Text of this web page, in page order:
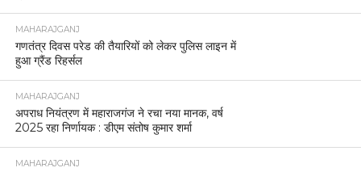
MAHARAJGANJ
गणतंत्र दिवस परेड की तैयारियों को लेकर पुलिस लाइन में
हुआ ग्रैंड रिहर्सल
MAHARAJGANJ
अपराध नियंत्रण में महाराजगंज ने रचा नया मानक, वर्ष
2025 रहा निर्णायक : डीएम संतोष कुमार शर्मा
MAHARAJGANJ